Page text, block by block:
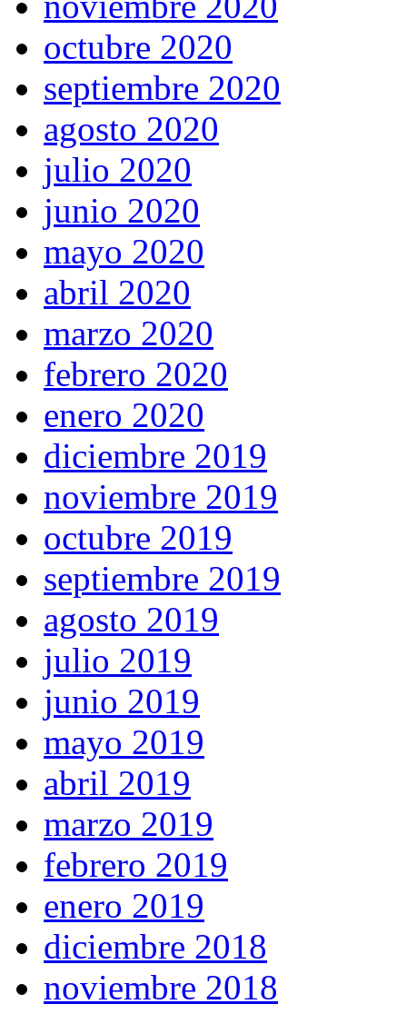
octubre 2020
septiembre 2020
agosto 2020
julio 2020
junio 2020
mayo 2020
abril 2020
marzo 2020
febrero 2020
enero 2020
diciembre 2019
noviembre 2019
octubre 2019
septiembre 2019
agosto 2019
julio 2019
junio 2019
mayo 2019
abril 2019
marzo 2019
febrero 2019
enero 2019
diciembre 2018
noviembre 2018